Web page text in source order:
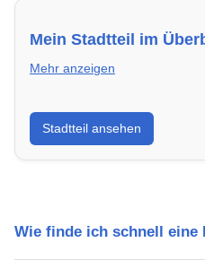
Mein Stadtteil im
Mehr anzeigen
Erfahre mehr über deinen
Lebensqualität,
Stadtteil ansehen
Wie finde ich schnell eine